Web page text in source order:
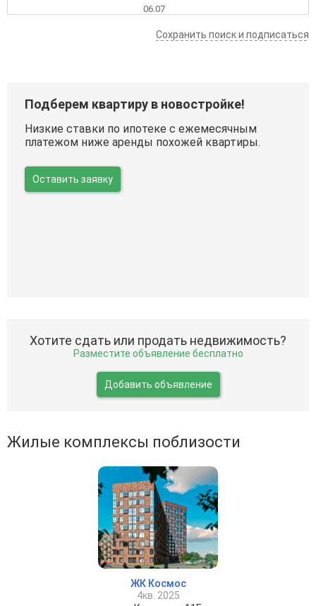
06.07
Сохранить поиск и подписаться
Подберем квартиру в новостройке!
Низкие ставки по ипотеке с ежемесячным
платежом ниже аренды похожей квартиры.
Оставить заявку
Хотите сдать или продать недвижимость?
Разместите объявление бесплатно
Добавить объявление
Жилые комплексы поблизости
ЖК Космос
4кв. 2025